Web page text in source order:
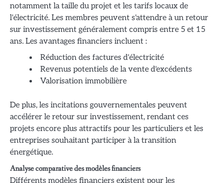
notamment la taille du projet et les tarifs locaux de
l'électricité. Les membres peuvent s'attendre à un retour
sur investissement généralement compris entre 5 et 15
ans. Les avantages financiers incluent :
Réduction des factures d'électricité
Revenus potentiels de la vente d'excédents
Valorisation immobilière
De plus, les incitations gouvernementales peuvent
accélérer le retour sur investissement, rendant ces
projets encore plus attractifs pour les particuliers et les
entreprises souhaitant participer à la transition
énergétique.
Analyse comparative des modèles financiers
Différents modèles financiers existent pour les